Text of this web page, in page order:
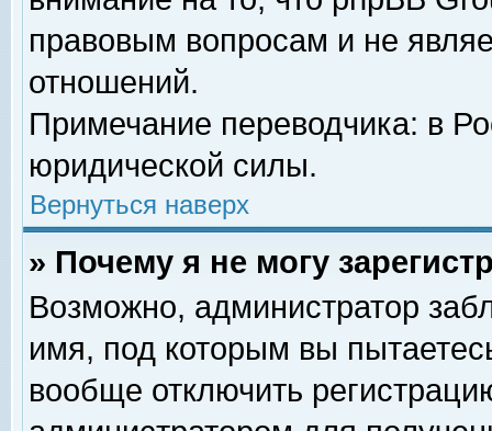
правовым вопросам и не
отношений.
Примечание переводчика: в
юридической силы.
Вернуться наверх
» Почему я не могу
Возможно, администратор
имя, под которым вы
вообще отключить